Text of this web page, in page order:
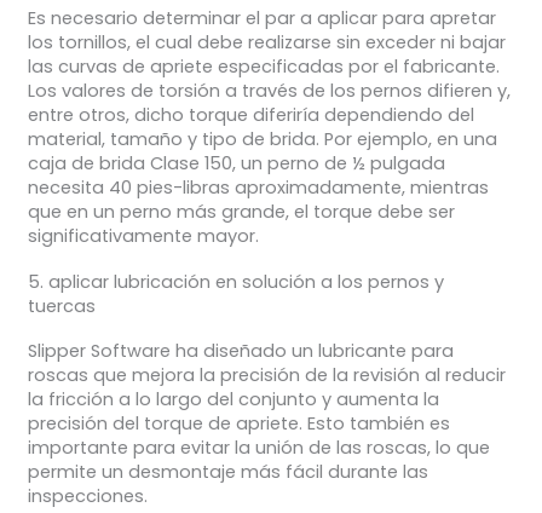
Es necesario determinar el par a aplicar para apretar
los tornillos, el cual debe realizarse sin exceder ni bajar
las curvas de apriete especificadas por el fabricante.
Los valores de torsión a través de los pernos difieren y,
entre otros, dicho torque diferiría dependiendo del
material, tamaño y tipo de brida. Por ejemplo, en una
caja de brida Clase 150, un perno de ½ pulgada
necesita 40 pies-libras aproximadamente, mientras
que en un perno más grande, el torque debe ser
significativamente mayor.
5. aplicar lubricación en solución a los pernos y
tuercas
Slipper Software ha diseñado un lubricante para
roscas que mejora la precisión de la revisión al reducir
la fricción a lo largo del conjunto y aumenta la
precisión del torque de apriete. Esto también es
importante para evitar la unión de las roscas, lo que
permite un desmontaje más fácil durante las
inspecciones.